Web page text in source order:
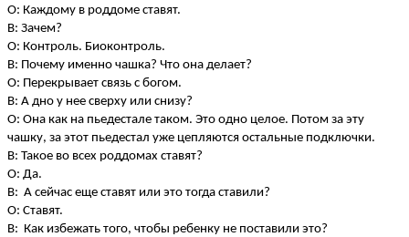
О: Каждому в роддоме ставят.
В: Зачем?
О: Контроль. Биоконтроль.
В: Почему именно чашка? Что она делает?
О: Перекрывает связь с богом.
В: А дно у нее сверху или снизу?
О: Она как на пьедестале таком. Это одно целое. Потом за эту
чашку, за этот пьедестал уже цепляются остальные подключки.
В: Такое во всех роддомах ставят?
О: Да.
В: А сейчас еще ставят или это тогда ставили?
О: Ставят.
В: Как избежать того, чтобы ребенку не поставили это?